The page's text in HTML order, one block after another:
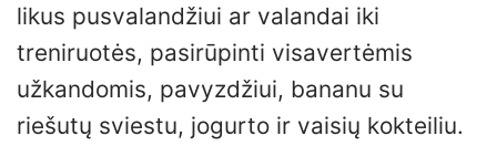
likus pusvalandžiui ar valandai iki
treniruotės, pasirūpinti visavertėmis
užkandomis, pavyzdžiui, bananu su
riešutų sviestu, jogurto ir vaisių kokteiliu.